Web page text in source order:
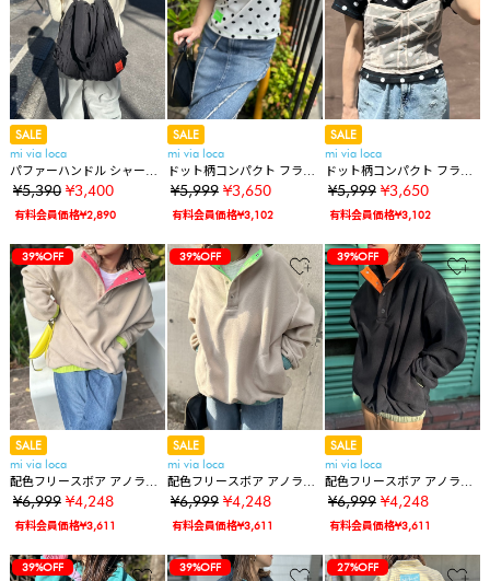
SALE
mi via loca
パファーハンドル シャーリ
ングトートバッグ/ナップサ
¥5,390 ¥3,400
有料会員価格¥2,890
SALE
mi via loca
ドット柄コンパクト フライ
ス TOPS
¥5,999 ¥3,650
有料会員価格¥3,102
SALE
mi via loca
ドット柄コンパクト フライ
ス TOPS
¥5,999 ¥3,650
有料会員価格¥3,102
39%OFF
SALE
mi via loca
配色フリースボア アノラッ
クプルオーバー
¥6,999 ¥4,248
有料会員価格¥3,611
39%OFF
SALE
mi via loca
配色フリースボア アノラッ
クプルオーバー
¥6,999 ¥4,248
有料会員価格¥3,611
39%OFF
SALE
mi via loca
配色フリースボア アノラッ
クプルオーバー
¥6,999 ¥4,248
有料会員価格¥3,611
39%OFF 39%OFF 27%OFF